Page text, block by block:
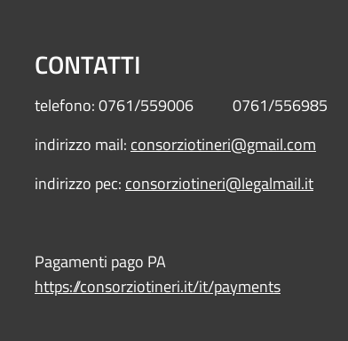
CONTATTI
telefono: 0761/559006 0761/556985
indirizzo mail: consorziotineri@gmail.com
indirizzo pec: consorziotineri@legalmail.it
Pagamenti pago PA
https://consorziotineri.it/it/payments